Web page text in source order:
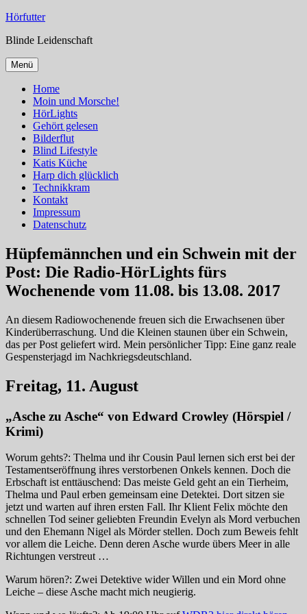
Zum
springen
Hörfutter
Blinde Leidenschaft
Menü
Home
Moin und Morsche!
HörLights
Gehört gelesen
Bilderflut
Blind Lifestyle
Katis Küche
Harp dich glücklich
Technikkram
Kontakt
Impressum
Datenschutz
Hüpfemännchen und ein Schwein mit der
Post: Die Radio-HörLights fürs
Wochenende vom 11.08. bis 13.08. 2017
An diesem Radiowochenende freuen sich die Erwachsenen über
Kinderüberraschung. Und die Kleinen staunen über ein Schwein,
das per Post geliefert wird. Mein persönlicher Tipp: Eine ganz reale
Gespensterjagd im Nachkriegsdeutschland.
Freitag, 11. August
„Asche zu Asche“ von Edward Crowley (Hörspiel /
Krimi)
Worum gehts?: Thelma und ihr Cousin Paul lernen sich erst bei der
Testamentseröffnung ihres verstorbenen Onkels kennen. Doch die
Erbschaft ist enttäuschend: Das meiste Geld geht an ein Tierheim,
Thelma und Paul erben gemeinsam eine Detektei. Dort sitzen sie
jetzt und warten auf ihren ersten Fall. Ihr Klient Felix möchte den
schnellen Tod seiner geliebten Freundin Evelyn als Mord verbuchen
und den Ehemann Nigel als Mörder stellen. Doch zum Beweis fehlt
vor allem die Leiche. Denn deren Asche wurde übers Meer in alle
Richtungen verstreut …
Warum hören?: Zwei Detektive wider Willen und ein Mord ohne
Leiche – diese Asche macht mich neugierig.